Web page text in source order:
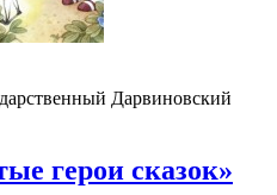
Дарвиновский
герои сказок»